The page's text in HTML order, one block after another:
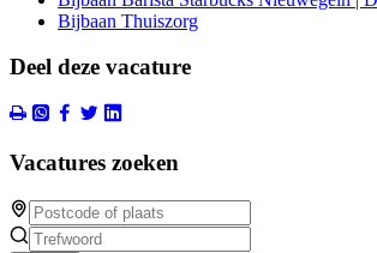
Bijbaan Thuiszorg
Deel deze vacature
Vacatures zoeken